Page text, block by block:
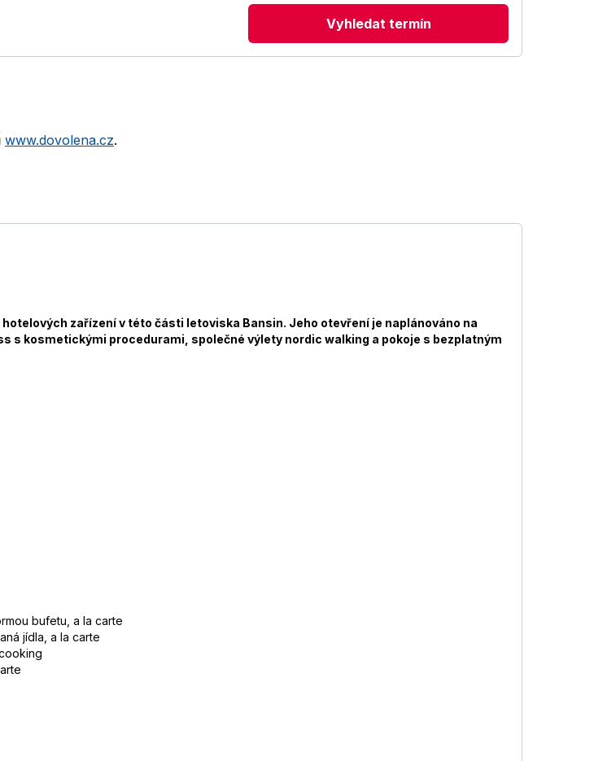
Vyhledat termín
www.dovolena.cz.
zařízení v této části letoviska Bansin. Jeho otevření je naplánováno na
s kosmetickými procedurami, společné výlety nordic walking a pokoje s bezplatným
bufetu, a la carte
jídla, a la carte